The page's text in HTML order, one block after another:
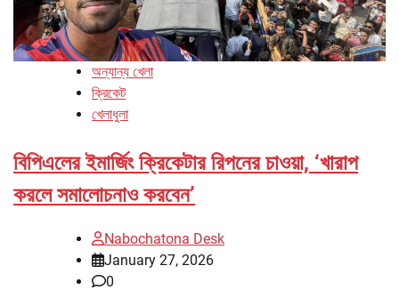
অন্যান্য খেলা
ক্রিকেট
খেলাধুলা
বিপিএলের ইমার্জিং ক্রিকেটার রিপনের চাওয়া, ‘খারাপ
করলে সমালোচনাও করবেন’
Nabochatona Desk
January 27, 2026
0